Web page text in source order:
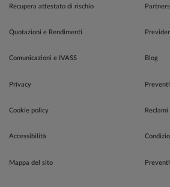
Recupera attestato di rischio
Quotazioni e Rendimenti
Comunicazioni e IVASS
Privacy
Cookie policy
Accessibilità
Mappa del sito
Blog
Reclami